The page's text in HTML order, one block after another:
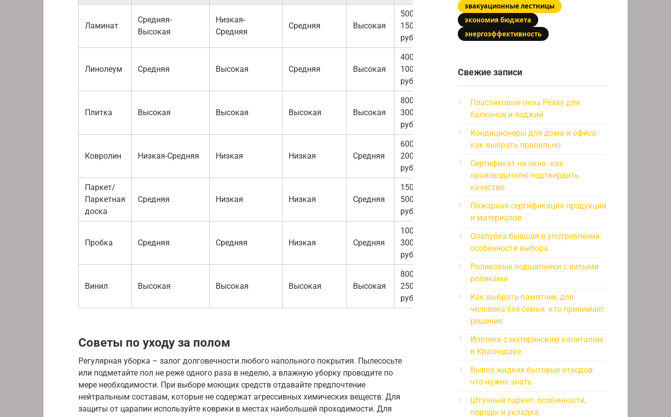
Ламинат
Средняя-
Высокая
Низкая-
Средняя
Средняя Высокая
500-
1500
руб.
Линолеум Средняя Высокая Средняя Высокая
400-
1000
руб.
Плитка Высокая Высокая Высокая Высокая
800-
3000
руб.
Ковролин Низкая-Средняя Низкая Низкая Средняя
600-
2000
руб.
Паркет/
Паркетная
доска
Средняя Низкая Низкая Средняя
1500-
5000
руб.
Пробка Средняя Средняя Низкая Средняя
1000-
3000
руб.
Винил Высокая Высокая Высокая Высокая
800-
2500
руб.
Советы по уходу за полом
Регулярная уборка – залог долговечности любого напольного покрытия. Пылесосьте
или подметайте пол не реже одного раза в неделю, а влажную уборку проводите по
мере необходимости. При выборе моющих средств отдавайте предпочтение
нейтральным составам, которые не содержат агрессивных химических веществ. Для
защиты от царапин используйте коврики в местах наибольшей проходимости. Для
эвакуационные лестницы
экономия бюджета
энергоэффективность
Свежие записи
Пластиковые окна Рехау для
балконов и лоджий
Кондиционеры для дома и офиса:
как выбрать правильно
Сертификат на окна: как
производителю подтвердить
качество
Пожарная сертификация продукции
и материалов
Опалубка бывшая в употреблении:
особенности выбора
Роликовые подшипники с витыми
роликами
Как выбрать памятник для
человека без семьи: кто принимает
решение
Ипотека с материнским капиталом
в Краснодаре
Вывоз жидких бытовых отходов:
что нужно знать
Штучный паркет: особенности,
породы и укладка